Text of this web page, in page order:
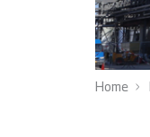
Home